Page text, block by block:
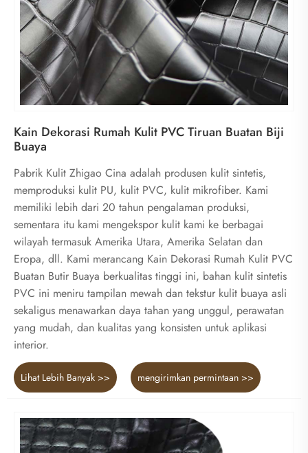
Kain Dekorasi Rumah Kulit PVC Tiruan Buatan Biji
Buaya
Pabrik Kulit Zhigao Cina adalah produsen kulit sintetis,
memproduksi kulit PU, kulit PVC, kulit mikrofiber. Kami
memiliki lebih dari 20 tahun pengalaman produksi,
sementara itu kami mengekspor kulit kami ke berbagai
wilayah termasuk Amerika Utara, Amerika Selatan dan
Eropa, dll. Kami merancang Kain Dekorasi Rumah Kulit PVC
Buatan Butir Buaya berkualitas tinggi ini, bahan kulit sintetis
PVC ini meniru tampilan mewah dan tekstur kulit buaya asli
sekaligus menawarkan daya tahan yang unggul, perawatan
yang mudah, dan kualitas yang konsisten untuk aplikasi
interior.
Lihat Lebih Banyak >> mengirimkan permintaan >>